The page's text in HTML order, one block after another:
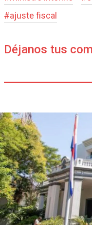
#ajuste fiscal
Déjanos tus